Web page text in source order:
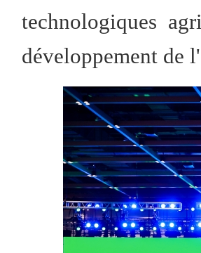
technologiques
développement de